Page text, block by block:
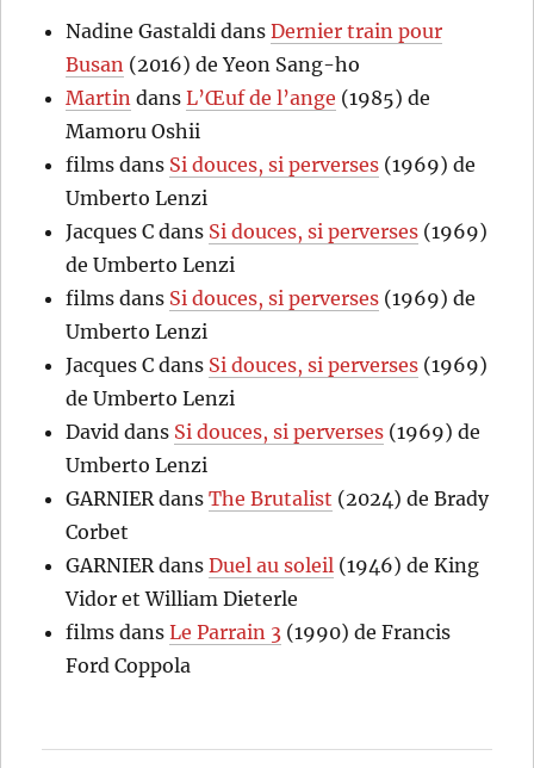
Nadine Gastaldi dansDernier train pour
Busan (2016) de Yeon Sang-ho
Martin dansL’Œuf de l’ange (1985) de
Mamoru Oshii
films dans Si douces, si perverses (1969) de
Umberto Lenzi
Jacques C dans Si douces, si perverses (1969)
de Umberto Lenzi
films dans Si douces, si perverses (1969) de
Umberto Lenzi
Jacques C dans Si douces, si perverses (1969)
de Umberto Lenzi
David dans Si douces, si perverses (1969) de
Umberto Lenzi
GARNIER dansThe Brutalist (2024) de Brady
Corbet
GARNIER dansDuel au soleil (1946) de King
Vidor et William Dieterle
films dansLe Parrain 3 (1990) de Francis
Ford Coppola